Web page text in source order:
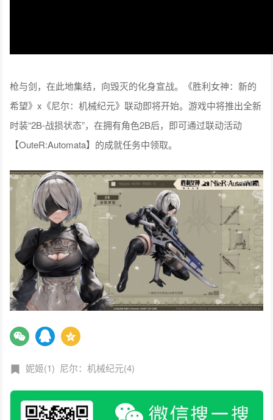
枪与剑，在此地集结，向毁灭的化身宣战。《胜利女神：新的
希望》x《尼尔：机械纪元》联动即将开始。游戏中将推出全新
时装“2B-战损状态”，在拥有角色2B后，即可通过联动活动
【OuteR:Automata】的成就任务中领取。
妮姬(1) 尼尔：机械纪元(4)